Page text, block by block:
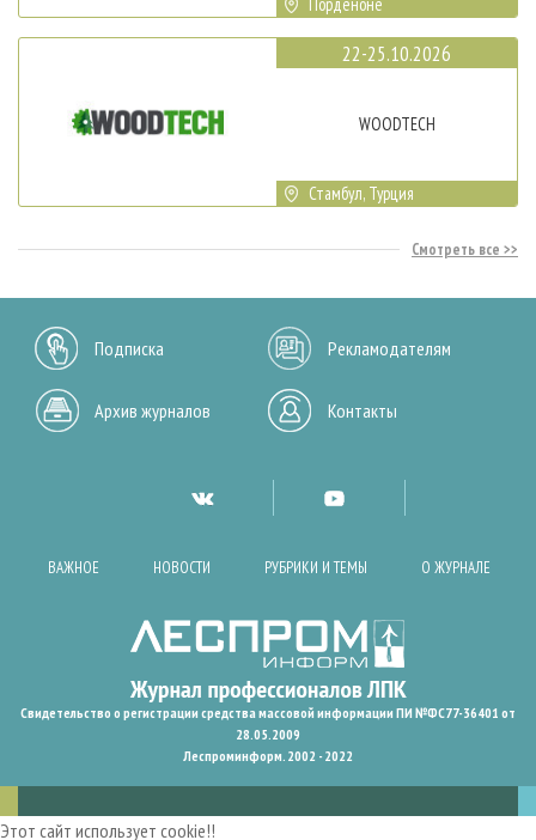
Порденоне
22-25.10.2026
WOODTECH
Стамбул, Турция
Смотреть все
Подписка Рекламодателям
Архив журналов Контакты
ВАЖНОЕ НОВОСТИ РУБРИКИ И ТЕМЫ О ЖУРНАЛЕ
Свидетельство о регистрации средства массовой информации ПИ №ФС77-36401 от
28.05.2009
Леспроминформ. 2002 - 2022
Этот сайт использует cookie!!